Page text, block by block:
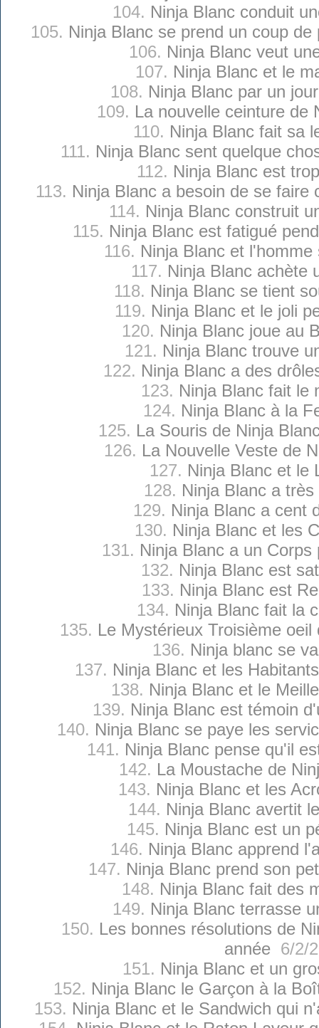
104. Ninja Blanc conduit
105. Ninja Blanc se prend un coup
106. Ninja Blanc veut
107. Ninja Blanc et le
108. Ninja Blanc par un
109. La nouvelle ceinture de
110. Ninja Blanc fait sa
111. Ninja Blanc sent quelque
112. Ninja Blanc est
113. Ninja Blanc a besoin de se faire
114. Ninja Blanc construit
115. Ninja Blanc est fatigué
116. Ninja Blanc et l'homme
117. Ninja Blanc achète
118. Ninja Blanc se tient
119. Ninja Blanc et le joli
120. Ninja Blanc joue au
121. Ninja Blanc trouve
122. Ninja Blanc a des
123. Ninja Blanc fait le
124. Ninja Blanc à la
125. La Souris de Ninja
126. La Nouvelle Veste de
127. Ninja Blanc et le
128. Ninja Blanc a très
129. Ninja Blanc a cent
130. Ninja Blanc et les
131. Ninja Blanc a un Corps
132. Ninja Blanc est
133. Ninja Blanc est
134. Ninja Blanc fait la
135. Le Mystérieux Troisième oeil
136. Ninja blanc se
137. Ninja Blanc et les
138. Ninja Blanc et le
139. Ninja Blanc est témoin
140. Ninja Blanc se paye les
141. Ninja Blanc pense qu'il
142. La Moustache de
143. Ninja Blanc et les
144. Ninja Blanc avertit
145. Ninja Blanc est un
146. Ninja Blanc apprend
147. Ninja Blanc prend son
148. Ninja Blanc fait des
149. Ninja Blanc terrasse
150. Les bonnes résolutions de
année6/2/
151. Ninja Blanc et un
152. Ninja Blanc le Garçon à la
153. Ninja Blanc et le Sandwich qui